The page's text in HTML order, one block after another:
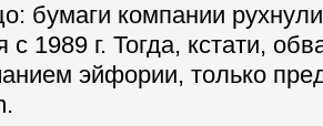
бумаги компании
1989 г. Тогда, кстати,
эйфории, только